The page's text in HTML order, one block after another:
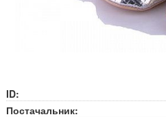
ID:
Постачальник: